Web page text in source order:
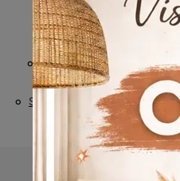
Sedie Cattelan Italia Crotone
Sedie Cattelan Italia Istanbul